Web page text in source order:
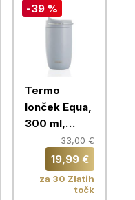
-39 %
Termo
lonček Equa,
300 ml,
33,00 €
19,99 €
za 30 Zlatih
točk